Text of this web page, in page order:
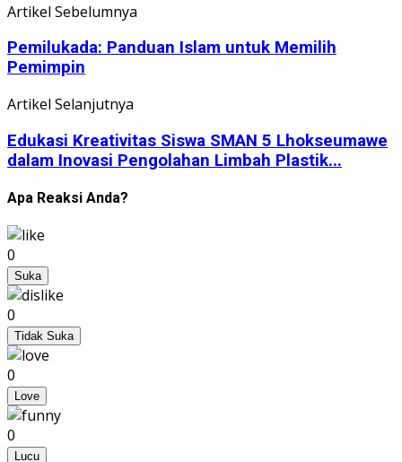
Artikel Sebelumnya
Pemilukada: Panduan Islam untuk Memilih
Pemimpin
Artikel Selanjutnya
Edukasi Kreativitas Siswa SMAN 5 Lhokseumawe
dalam Inovasi Pengolahan Limbah Plastik...
Apa Reaksi Anda?
0
Suka
0
Tidak Suka
0
Love
0
Lucu